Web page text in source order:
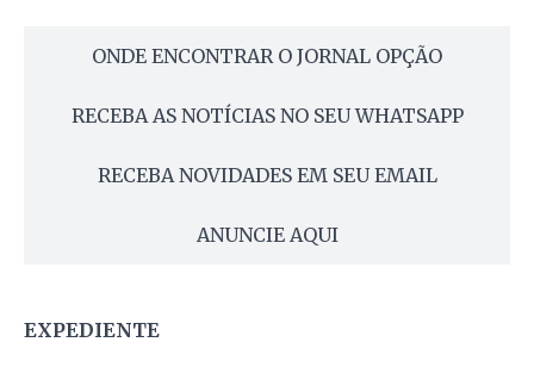
ONDE ENCONTRAR O JORNAL OPÇÃO
RECEBA AS NOTÍCIAS NO SEU WHATSAPP
RECEBA NOVIDADES EM SEU EMAIL
ANUNCIE AQUI
EXPEDIENTE